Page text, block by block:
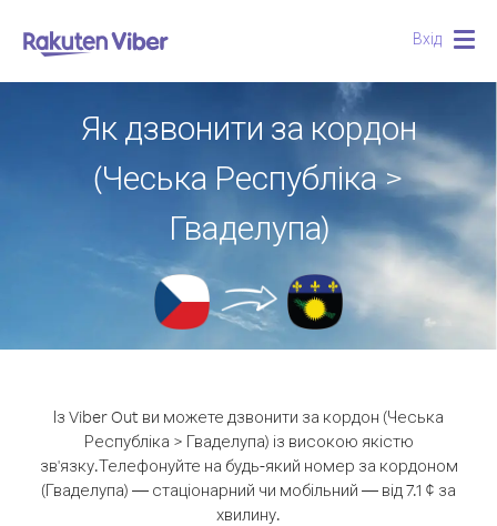
Вхід
Як дзвонити за кордон
(Чеська Республіка >
Гваделупа)
Із Viber Out ви можете дзвонити за кордон (Чеська
Республіка > Гваделупа) із високою якістю
зв'язку.Телефонуйте на будь-який номер за кордоном
(Гваделупа) — стаціонарний чи мобільний — від 7.1 ¢ за
хвилину.